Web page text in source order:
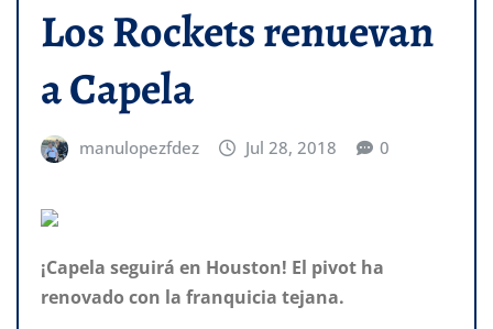
Los Rockets renuevan
a Capela
manulopezfdez Jul 28, 2018 0
¡Capela seguirá en Houston! El pivot ha
renovado con la franquicia tejana.